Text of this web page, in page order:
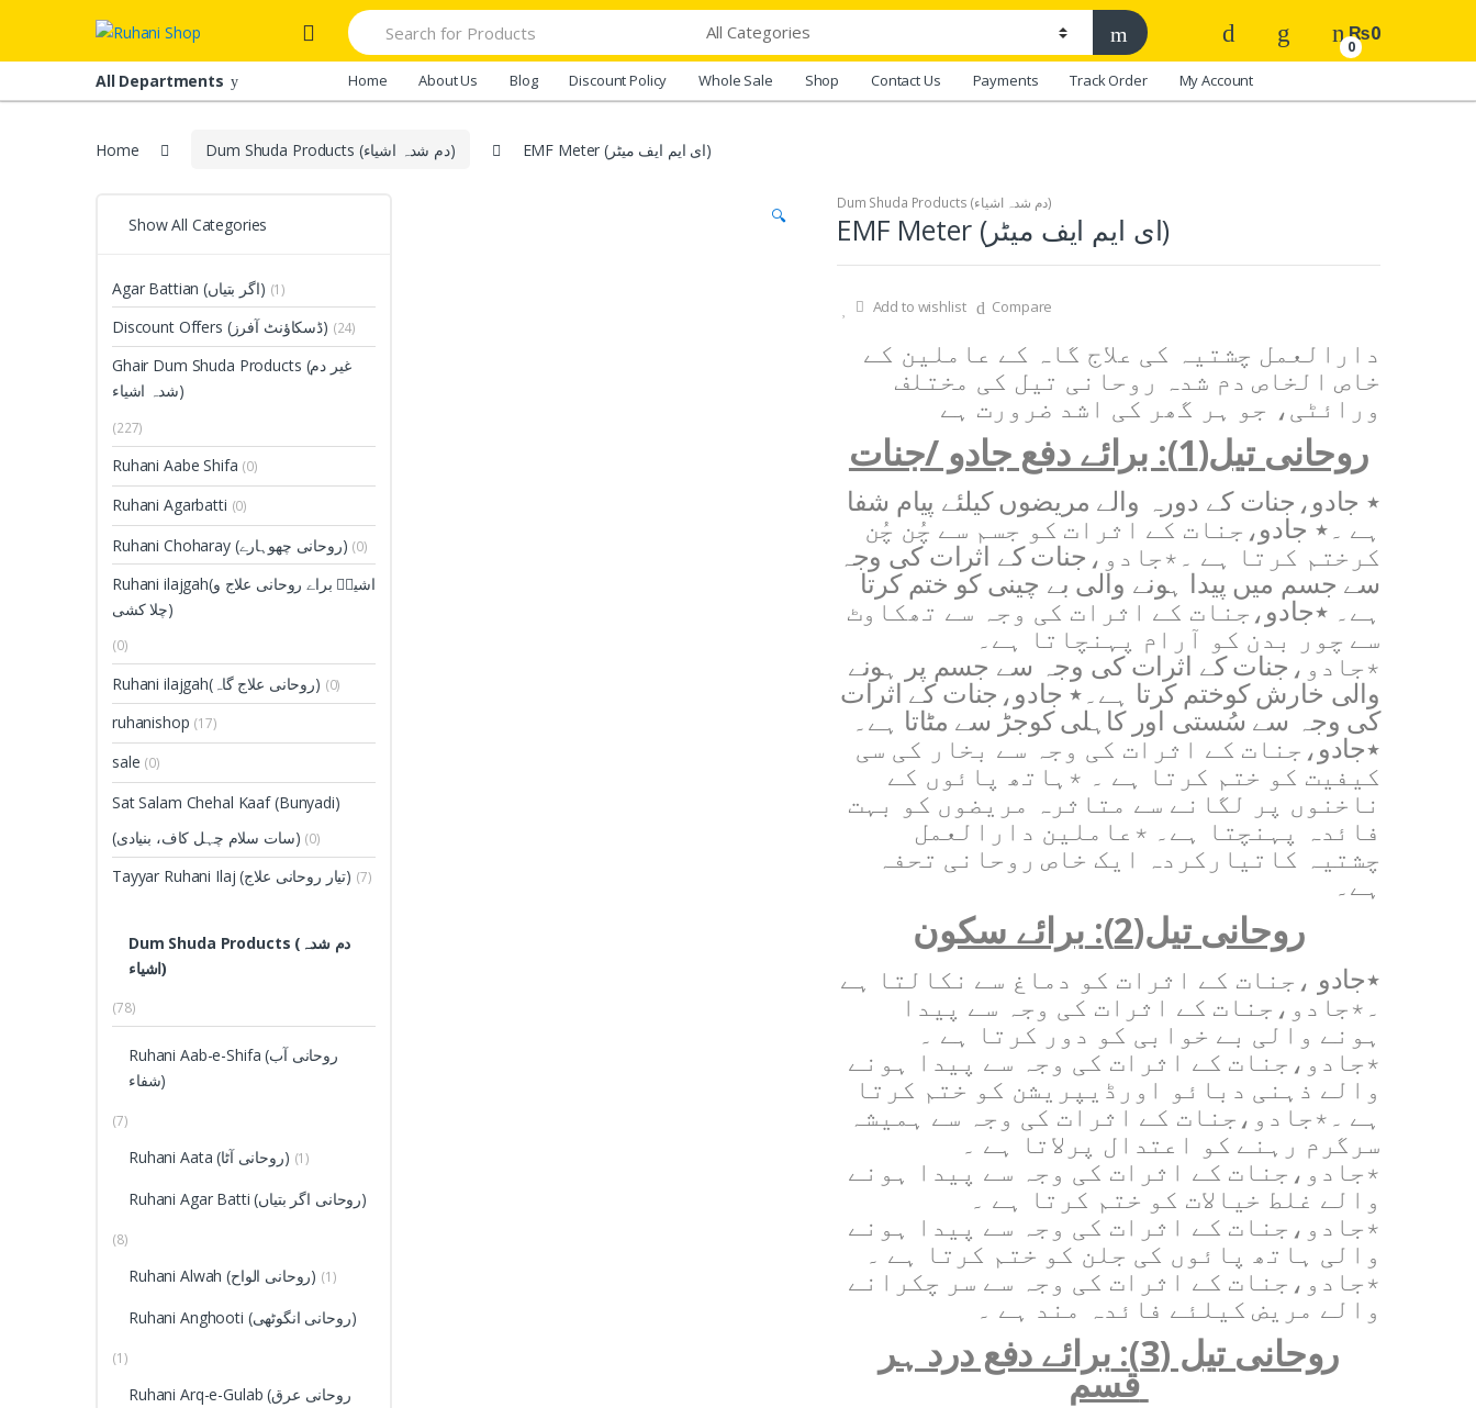
navigation
content
Search
for:
0
₨0
All Departments Home About Us Blog Discount Policy Whole Sale Shop Contact Us Payments Track Order My Account
Home Dum Shuda Products (دم شدہ اشیاء) EMF Meter (ای ایم ایف میٹر)
🔍
Dum Shuda Products (دم شدہ اشیاء)
EMF Meter (ای ایم ایف میٹر)
Add to wishlist Compare
دارالعمل چشتیہ کی علاج گاہ کے عاملین کے
خاص الخاص دم شدہ روحانی تیل کی مختلف
ورائٹی، جو ہر گھر کی اشد ضرورت ہے
روحانی تیل(1) : برائے دفع جادو /جنات
٭ جادو، جنات کے دورہ والے مریضوں کیلئے پیام شفا
ہے ۔٭ جادو، جنات کے اثرات کو جسم سے چُن چُن
کرختم کرتا ہے ۔٭جادو، جنات کے اثرات کی وجہ
سے جسم میں پیدا ہونے والی بے چینی کو ختم کرتا
ہے۔ ٭جادو،جنات کے اثرات کی وجہ سے تھکاوٹ
سے چور بدن کو آرام پہنچاتا ہے۔
٭جادو، جنات کے اثرات کی وجہ سے جسم پر ہونے
والی خارش کوختم کرتا ہے۔٭ جادو، جنات کے اثرات
کی وجہ سے سُستی اور کاہلی کوجڑ سے مٹاتا ہے۔
٭جادو، جنات کے اثرات کی وجہ سے بخار کی سی
کیفیت کو ختم کرتا ہے ۔ ٭ہاتھ پائوں کے
ناخنوں پر لگانے سے متاثرہ مریضوں کو بہت
فائدہ پہنچتا ہے۔ ٭عاملین دارالعمل
چشتیہ کاتیارکردہ ایک خاص روحانی تحفہ
ہے۔
روحانی تیل(2) : برائے سکون
٭جادو ، جنات کے اثرات کو دماغ سے نکالتا ہے
۔٭جادو ، جنات کے اثرات کی وجہ سے پیدا
ہونے والی بے خوابی کو دور کرتا ہے ۔
٭جادو، جنات کے اثرات کی وجہ سے پیدا ہونے
والے ذہنی دبائو اورڈیپریشن کو ختم کرتا
ہے ۔٭جادو، جنات کے اثرات کی وجہ سے ہمیشہ
سرگرم رہنے کو اعتدال پرلاتا ہے ۔
٭جادو ،جنات کے اثرات کی وجہ سے پیدا ہونے
والے غلط خیالات کو ختم کرتا ہے ۔
٭جادو ، جنات کے اثرات کی وجہ سے پیدا ہونے
والی ہاتھ پائوں کی جلن کو ختم کرتا ہے ۔
٭جادو، جنات کے اثرات کی وجہ سے سر چکرانے
والے مریض کیلئے فائدہ مند ہے ۔
روحانی تیل (3) : برائے دفع درد ہر
قسم
Show All Categories
Agar Battian (اگر بتیاں) (1)
Discount Offers (ڈسکاؤنٹ آفرز) (24)
Ghair Dum Shuda Products (غیر دم
شدہ اشیاء)
(227)
Ruhani Aabe Shifa (0)
Ruhani Agarbatti (0)
Ruhani Choharay (روحانی چھوہارے) (0)
Ruhani ilajgah(اشیاؑ براے روحانی علاج و
چلا کشی)
(0)
Ruhani ilajgah(روحانی علاج گاہ) (0)
ruhanishop (17)
sale (0)
Sat Salam Chehal Kaaf (Bunyadi)
(سات سلام چہل کاف، بنیادی) (0)
Tayyar Ruhani Ilaj (تیار روحانی علاج) (7)
Dum Shuda Products (دم شدہ
اشیاء)
(78)
Ruhani Aab-e-Shifa (روحانی آب
شفاء)
(7)
Ruhani Aata (روحانی آٹا) (1)
Ruhani Agar Batti (روحانی اگر بتیاں)
(8)
Ruhani Alwah (روحانی الواح) (1)
Ruhani Anghooti (روحانی انگوٹھی)
(1)
Ruhani Arq-e-Gulab (روحانی عرق